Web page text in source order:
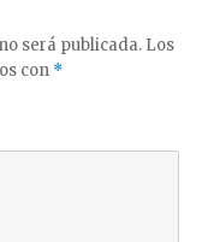
será publicada. Los
con *